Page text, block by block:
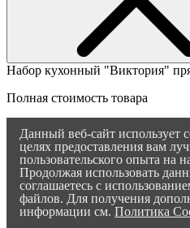
Набор кухонный "Виктория"
Полная стоимость товара
207 599 ₽
Акция рассрочка или выгода
20 760 ₽
Итого:
Данный веб-сайт использует
целях предоставления вам
пользовательского опыта на
Продолжая использовать
соглашаетесь с
файлов. Для получения
информации см.Политика